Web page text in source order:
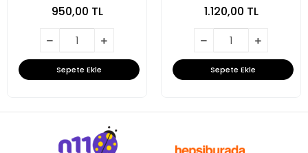
950,00 TL
Sepete Ekle
1.120,00 TL
Sepete Ekle